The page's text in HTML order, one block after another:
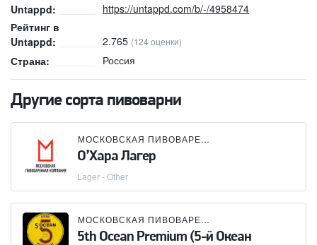
Untappd:
https://untappd.com/b/-/4958474
Рейтинг в
Untappd:
2.765 (124 оценки)
Страна: Россия
Другие сорта пивоварни
МОСКОВСКАЯ ПИВОВАРЕННАЯ КОМПАНИЯ (МПК)
О’Хара Лагер
Lager - Other
МОСКОВСКАЯ ПИВОВАРЕННАЯ КОМПАНИЯ (МПК)
5th Ocean Premium (5-й Океан